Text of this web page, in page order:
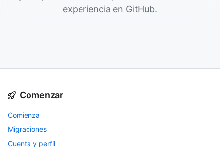
experiencia en GitHub.
Comenzar
Comienza
Migraciones
Cuenta y perfil